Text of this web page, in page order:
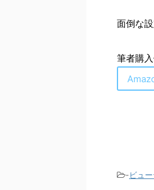
面倒な
筆者購
-ビュ